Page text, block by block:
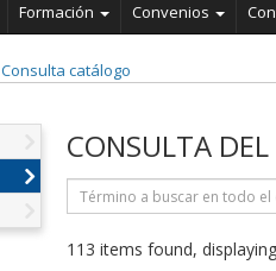
Formación Convenios
Consulta catálogo
CONSULTA
113 items found,